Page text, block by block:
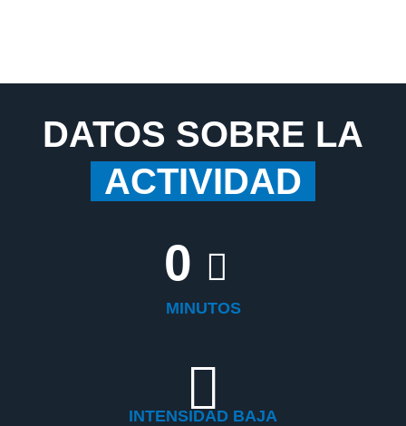
DATOS SOBRE LA
ACTIVIDAD
MINUTOS
0
INTENSIDAD BAJA